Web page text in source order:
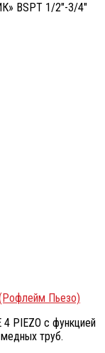
BSPT 1/2″-3/4″
(Рофлейм Пьезо)
4 PIEZO с функцией
медных труб.